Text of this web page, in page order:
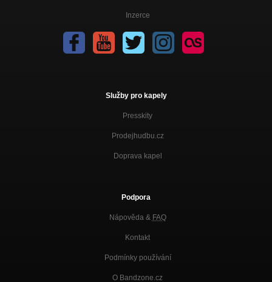
Inzerce
Služby pro kapely
Presskity
Prodejhudbu.cz
Doprava kapel
Podpora
Nápověda & FAQ
Kontakt
Podmínky používání
O Bandzone.cz